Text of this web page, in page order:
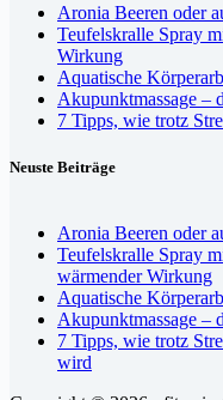
Aronia Beeren oder
Teufelskralle Spray
Wirkung
Aquatische
Akupunktmassage –
7 Tipps, wie trotz
Neuste Beiträge
Aronia Beeren oder
Teufelskralle Spray
wärmender Wirkung
Aquatische
Akupunktmassage –
7 Tipps, wie trotz
wird